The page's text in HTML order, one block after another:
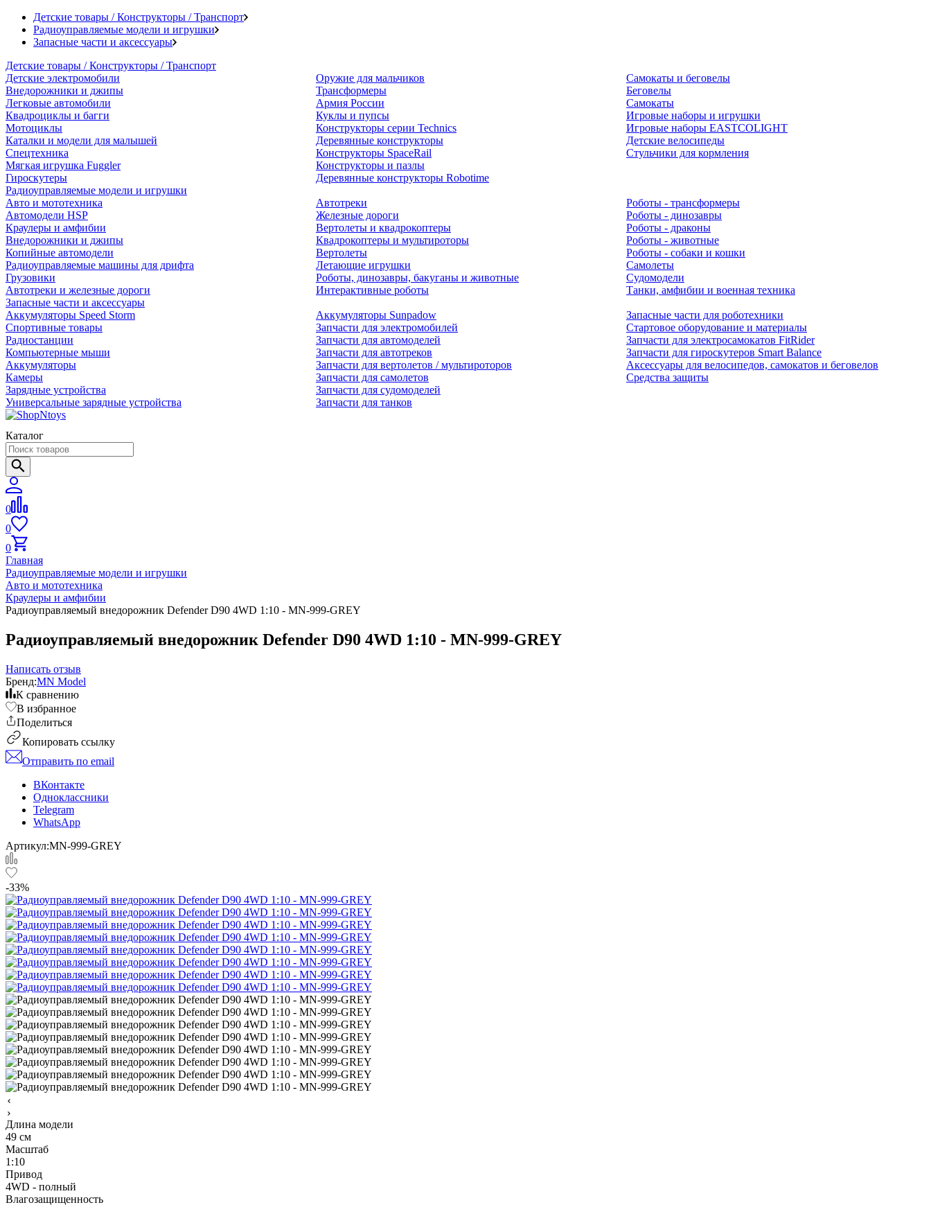
Детские товары / Конструкторы / Транспорт
Радиоуправляемые модели и игрушки
Запасные части и аксессуары
Детские товары / Конструкторы / Транспорт
Детские электромобили
Внедорожники и джипы
Легковые автомобили
Квадроциклы и багги
Мотоциклы
Каталки и модели для малышей
Спецтехника
Мягкая игрушка Fuggler
Гироскутеры
Оружие для мальчиков
Трансформеры
Армия России
Куклы и пупсы
Конструкторы серии Technics
Деревянные конструкторы
Конструкторы SpaceRail
Конструкторы и пазлы
Деревянные конструкторы Robotime
Самокаты и беговелы
Беговелы
Самокаты
Игровые наборы и игрушки
Игровые наборы EASTCOLIGHT
Детские велосипеды
Стульчики для кормления
Радиоуправляемые модели и игрушки
Авто и мототехника
Автомодели HSP
Краулеры и амфибии
Внедорожники и джипы
Копийные автомодели
Радиоуправляемые машины для дрифта
Грузовики
Автотреки и железные дороги
Автотреки
Железные дороги
Вертолеты и квадрокоптеры
Квадрокоптеры и мультироторы
Вертолеты
Летающие игрушки
Роботы, динозавры, бакуганы и животные
Интерактивные роботы
Роботы - трансформеры
Роботы - динозавры
Роботы - драконы
Роботы - животные
Роботы - собаки и кошки
Самолеты
Судомодели
Танки, амфибии и военная техника
Запасные части и аксессуары
Аккумуляторы Speed Storm
Спортивные товары
Радиостанции
Компьютерные мыши
Аккумуляторы
Камеры
Зарядные устройства
Универсальные зарядные устройства
Аккумуляторы Sunpadow
Запчасти для электромобилей
Запчасти для автомоделей
Запчасти для автотреков
Запчасти для вертолетов / мультироторов
Запчасти для самолетов
Запчасти для судомоделей
Запчасти для танков
Запасные части для роботехники
Стартовое оборудование и материалы
Запчасти для электросамокатов FitRider
Запчасти для гироскутеров Smart Balance
Аксессуары для велосипедов, самокатов и беговелов
Средства защиты
Каталог
0
0
0
Главная
Радиоуправляемые модели и игрушки
Авто и мототехника
Краулеры и амфибии
Радиоуправляемый внедорожник Defender D90 4WD 1:10 - MN-999-GREY
Радиоуправляемый внедорожник Defender D90 4WD 1:10 - MN-999-GREY
Написать отзыв
Бренд:MN Model
К сравнению
В избранное
Поделиться
Копировать ссылку
Отправить по email
ВКонтакте
Одноклассники
Telegram
WhatsApp
Артикул:MN-999-GREY
-33%
Длина модели
49 см
Масштаб
1:10
Привод
4WD - полный
Влагозащищенность